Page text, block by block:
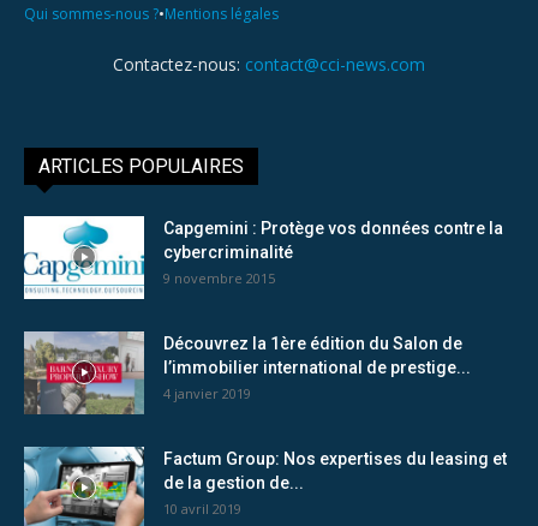
Qui sommes-nous ?•Mentions légales
Contactez-nous: contact@cci-news.com
ARTICLES POPULAIRES
Capgemini : Protège vos données contre la
cybercriminalité
9 novembre 2015
Découvrez la 1ère édition du Salon de
l’immobilier international de prestige...
4 janvier 2019
Factum Group: Nos expertises du leasing et
de la gestion de...
10 avril 2019